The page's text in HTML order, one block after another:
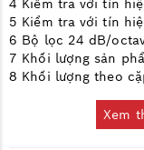
5 Kiểm tra với tín
6 Bộ lọc 24 dB/
7 Khối lượng sản
8 Khối lượng theo
Xem